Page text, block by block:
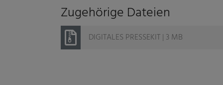
Zugehörige Dateien
DIGITALES PRESSEKIT | 3 MB